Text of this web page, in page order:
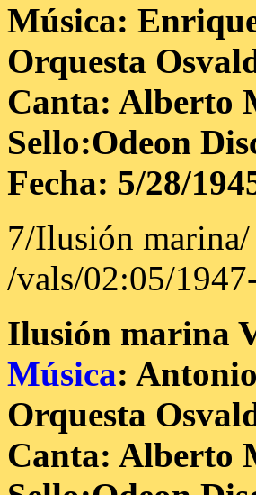
Música:
Orquesta
Canta: Alberto
Sello:Odeon
Fecha: 5/28/
7/Ilusión marina/
/vals/02:05/
Ilusión marina
Música:
Orquesta
Canta: Alberto